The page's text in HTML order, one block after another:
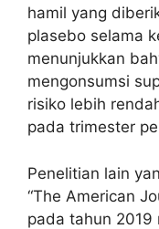
hamil yang
plasebo selama
menunjukkan
mengonsumsi
risiko lebih
pada trimester
Penelitian lain
“The American
pada tahun 2019